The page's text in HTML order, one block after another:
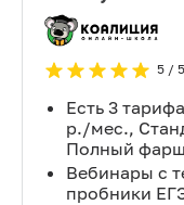
5/ 5
Есть 3
р./мес.,
Полный
Вебинары с
пробники